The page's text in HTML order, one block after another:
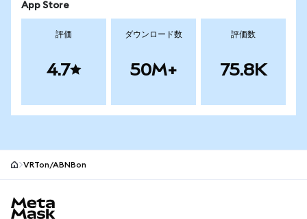
App Store
評価
4.7
ダウンロード数
50M+
評価数
75.8K
VRTon/ABNBon